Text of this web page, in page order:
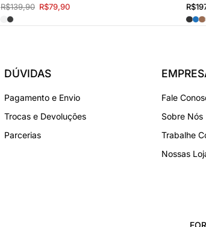
R$139,90 R$79,90
R$
DÚVIDAS
Pagamento e Envio
Trocas e Devoluções
Parcerias
Fale
Sobre Nós
Trabalhe
Nossas